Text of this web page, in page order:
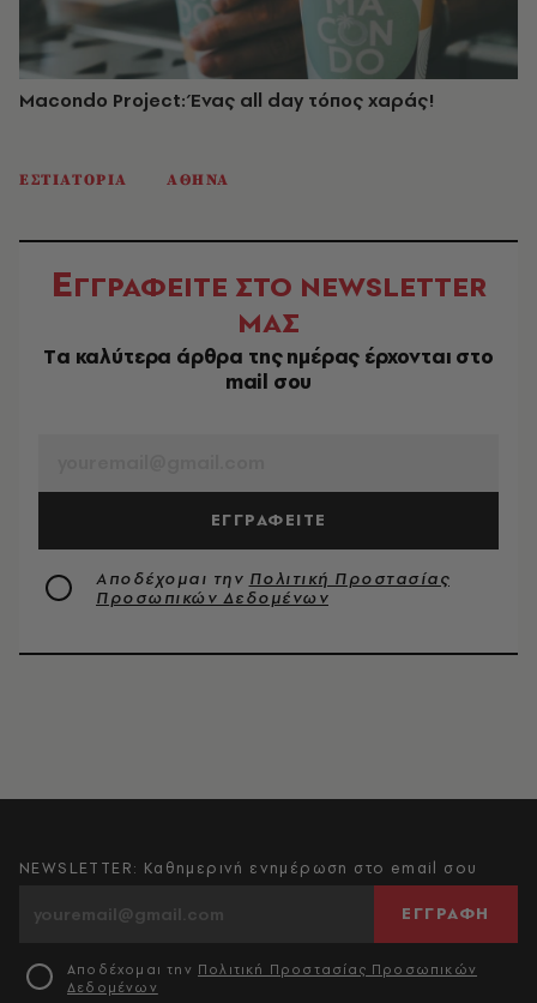
Macondo Project: Ένας all day τόπος χαράς!
ΕΣΤΙΑΤΟΡΙΑ ΑΘΗΝΑ
ΕΓΓΡΑΦΕΙΤΕ ΣΤΟ NEWSLETTER
ΜΑΣ
Tα καλύτερα άρθρα της ημέρας έρχονται στο
mail σου
ΕΓΓΡΑΦΕΙΤΕ
Αποδέχομαι την Πολιτική Προστασίας
Προσωπικών Δεδομένων
NEWSLETTER: Καθημερινή ενημέρωση στο email σου
ΕΓΓΡΑΦΗ
Αποδέχομαι την Πολιτική Προστασίας Προσωπικών
Δεδομένων